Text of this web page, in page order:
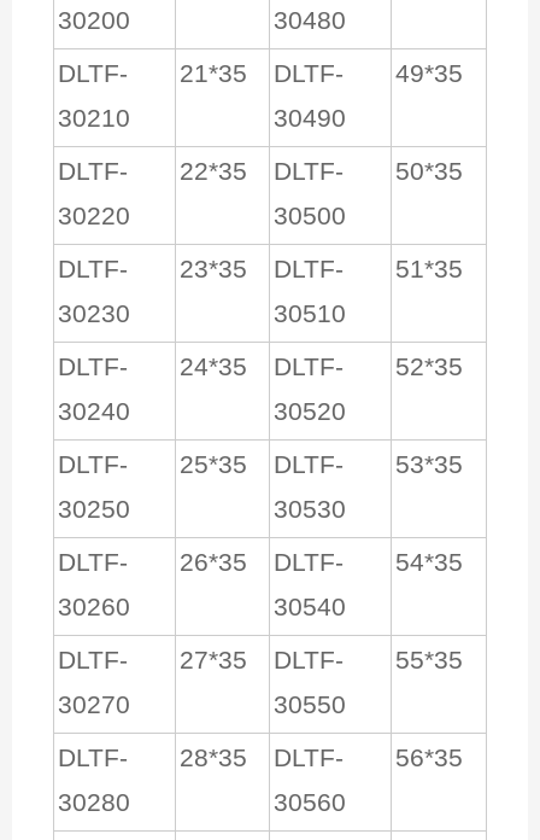
30200
30480
DLTF-
30210
21*35
DLTF-
30490
49*35
DLTF-
30220
22*35
DLTF-
30500
50*35
DLTF-
30230
23*35
DLTF-
30510
51*35
DLTF-
30240
24*35
DLTF-
30520
52*35
DLTF-
30250
25*35
DLTF-
30530
53*35
DLTF-
30260
26*35
DLTF-
30540
54*35
DLTF-
30270
27*35
DLTF-
30550
55*35
DLTF-
30280
28*35
DLTF-
30560
56*35